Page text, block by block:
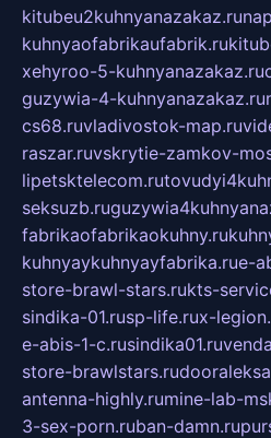
kitubeu2kuhnyanazakaz.ru
kuhnyaofabrikaufabrik.ru
xehyroo-5-kuhnyanazakaz.ru
guzywia-4-kuhnyanazakaz.ru
cs68.ruvladivostok-map.ru
raszar.ruvskrytie-zamkov-
lipetsktelecom.ru
seksuzb.ru
fabrikaofabrikaokuhny.ru
kuhnyaykuhnyayfabrika.rue-
store-brawl-stars.rukts-
sindika-01.rusp-life.rux-
e-abis-1-c.rusindika01.ru
store-brawlstars.ru
antenna-highly.rumine-lab-
3-sex-porn.ruban-damn.ru